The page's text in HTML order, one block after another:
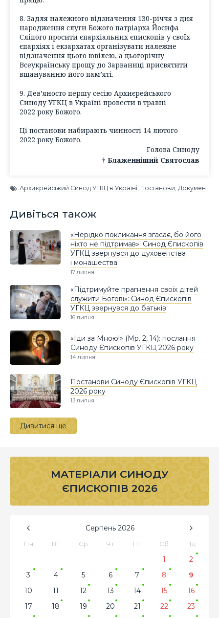
8. Задля належного відзначення 130-річчя з дня
народження слуги Божого патріарха Йосифа
Сліпого просити єпархіальних єпископів у своїх
єпархіях і екзархатах організувати належне
відзначення цього ювілею, а цьогорічну
Всеукраїнську прощу до Зарваниці присвятити
вшануванню його пам’яті.
9. Дев’яносто першу сесію Архиєрейського
Синоду УГКЦ в Україні провести в травні
2022 року Божого.
Ці постанови набирають чинності 14 лютого
2022 року Божого.
Голова Синоду
† Блаженніший Святослав
Архиєрейський Синод УГКЦ в Україні, Постанови, Документ
Дивіться також
«Нерідко покликання згасає, бо його
ніхто не підтримав»: Синод Єпископів
УГКЦ звернувся до духовенства
і монашества
17 липня
«Підтримуйте прагнення своїх дітей
служити Богові»: Синод Єпископів
УГКЦ звернувся до батьків
16 липня
«Іди за Мною!» (Мр. 2, 14): послання
Синоду Єпископів УГКЦ 2026 року
14 липня
Постанови Синоду Єпископів УГКЦ
2026 року
13 липня
Дивитися ще
МАТЕРІАЛИ СИНОДУ
ЄПИСКОПІВ 2026
Серпень 2026
Пн Вт Ср Чт Пт Сб Нд
1
2
3
4 5 6 7 8
9
10
11 12 13 14 15
16
17
18 19 20 21 22
23